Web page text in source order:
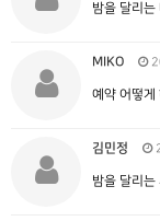
밤을 달리는
MIKO
예약 어떻게
김민정
밤을 달리는